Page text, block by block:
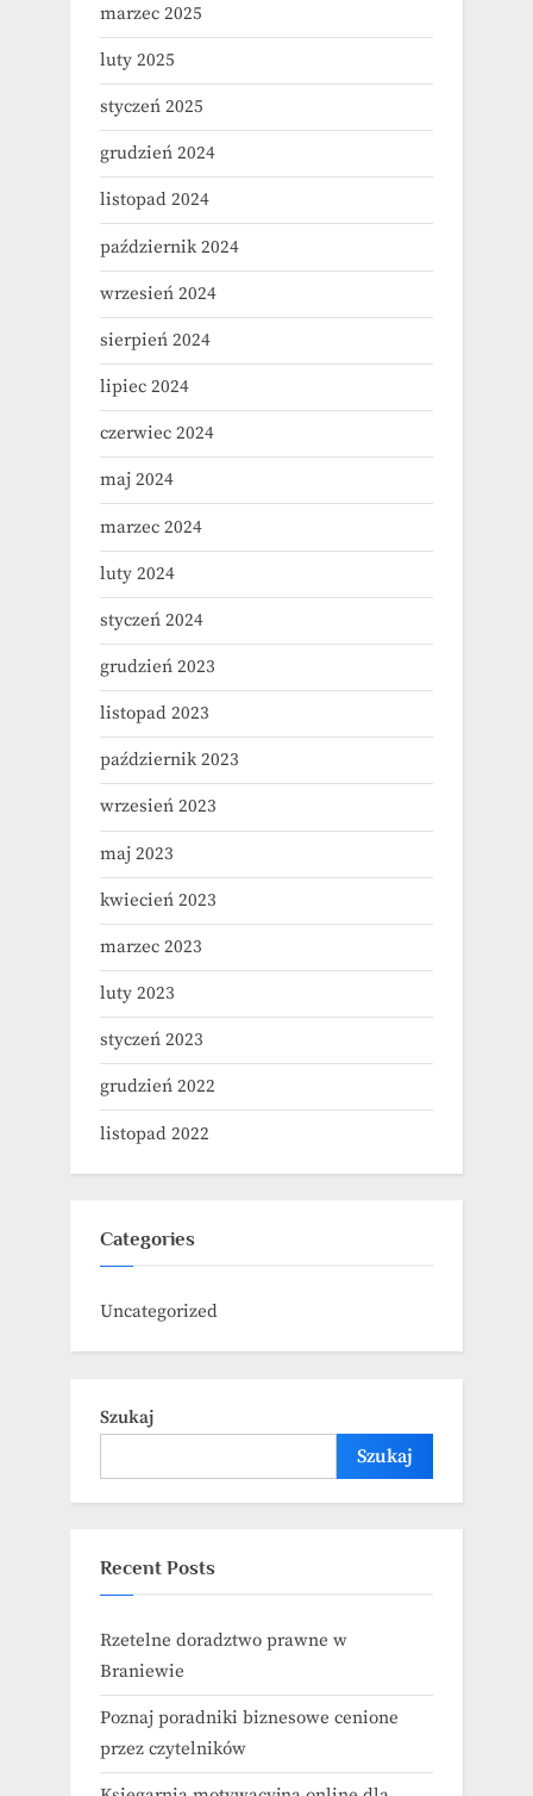
marzec 2025
luty 2025
styczeń 2025
grudzień 2024
listopad 2024
październik 2024
wrzesień 2024
sierpień 2024
lipiec 2024
czerwiec 2024
maj 2024
marzec 2024
luty 2024
styczeń 2024
grudzień 2023
listopad 2023
październik 2023
wrzesień 2023
maj 2023
kwiecień 2023
marzec 2023
luty 2023
styczeń 2023
grudzień 2022
listopad 2022
Categories
Uncategorized
Szukaj
Szukaj
Recent Posts
Rzetelne doradztwo prawne w
Braniewie
Poznaj poradniki biznesowe cenione
przez czytelników